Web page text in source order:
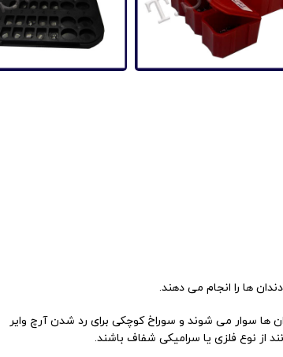
ها را انجام می دهند.
ها سوار می شوند و سوراخ کوچکی برای رد شدن آرچ وایر
از نوع فلزی یا سرامیکی شفاف باشند.